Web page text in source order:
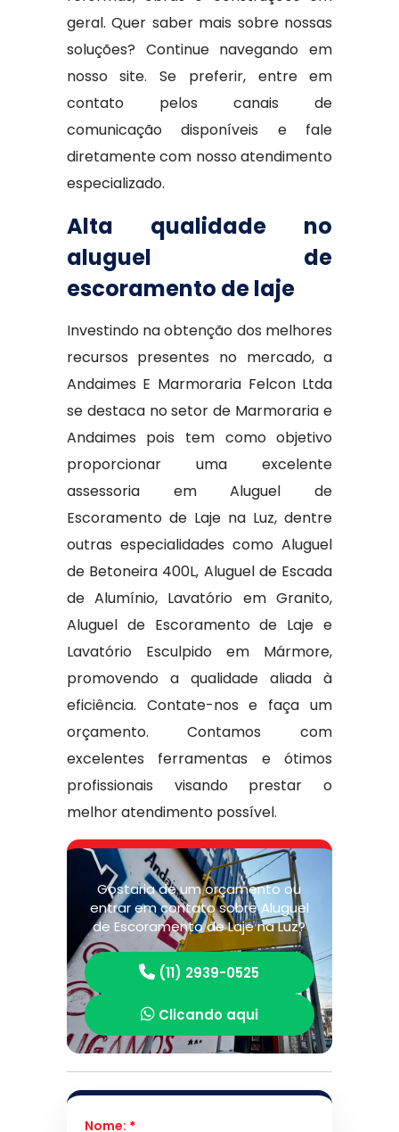
geral. Quer saber mais sobre nossas
soluções? Continue navegando em
nosso site. Se preferir, entre em
contato pelos canais de
comunicação disponíveis e fale
diretamente com nosso atendimento
especializado.
Alta qualidade no
aluguel de
escoramento de laje
Investindo na obtenção dos melhores
recursos presentes no mercado, a
Andaimes E Marmoraria Felcon Ltda
se destaca no setor de Marmoraria e
Andaimes pois tem como objetivo
proporcionar uma excelente
assessoria em Aluguel de
Escoramento de Laje na Luz, dentre
outras especialidades como Aluguel
de Betoneira 400L, Aluguel de Escada
de Alumínio, Lavatório em Granito,
Aluguel de Escoramento de Laje e
Lavatório Esculpido em Mármore,
promovendo a qualidade aliada à
eficiência. Contate-nos e faça um
orçamento. Contamos com
excelentes ferramentas e ótimos
profissionais visando prestar o
melhor atendimento possível.
Gostaria de um orçamento ou
entrar em contato sobre Aluguel
de Escoramento de Laje na Luz?
(11) 2939-0525
Clicando aqui
Nome: *